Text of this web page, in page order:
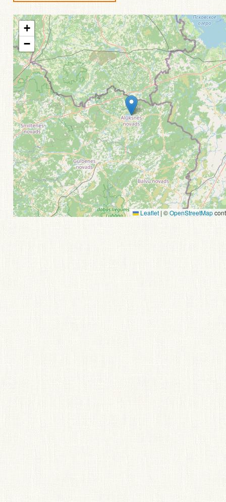
+
−
Leaflet | ©OpenStreetMap